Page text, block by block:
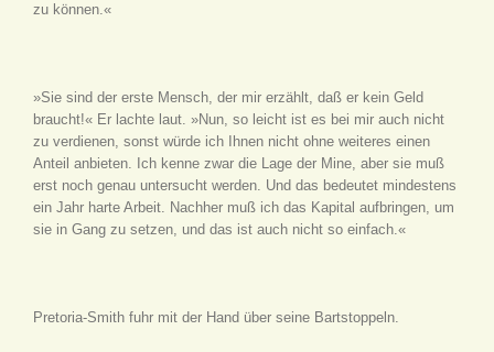
zu können.«
»Sie sind der erste Mensch, der mir erzählt, daß er kein Geld
braucht!« Er lachte laut. »Nun, so leicht ist es bei mir auch nicht
zu verdienen, sonst würde ich Ihnen nicht ohne weiteres einen
Anteil anbieten. Ich kenne zwar die Lage der Mine, aber sie muß
erst noch genau untersucht werden. Und das bedeutet mindestens
ein Jahr harte Arbeit. Nachher muß ich das Kapital aufbringen, um
sie in Gang zu setzen, und das ist auch nicht so einfach.«
Pretoria-Smith fuhr mit der Hand über seine Bartstoppeln.